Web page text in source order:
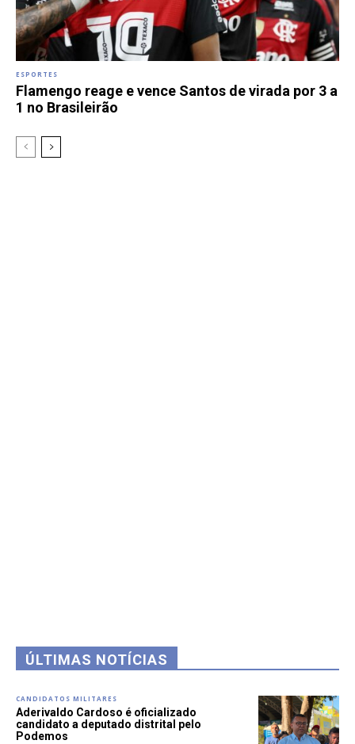
ESPORTES
Flamengo reage e vence Santos de virada por 3 a
1 no Brasileirão
ÚLTIMAS NOTÍCIAS
CANDIDATOS MILITARES
Aderivaldo Cardoso é oficializado
candidato a deputado distrital pelo
Podemos